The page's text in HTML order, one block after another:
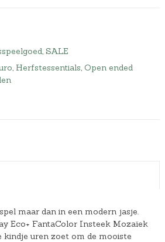
, SALE
, Herfstessentials, Open ended
maar dan in een modern jasje.
Eco+ FantaColor Insteek Mozaïek
kindje uren zoet om de mooiste